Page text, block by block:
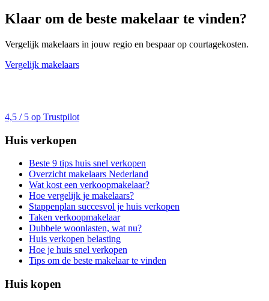
Klaar om de beste makelaar te vinden?
Vergelijk makelaars in jouw regio en bespaar op courtagekosten.
Vergelijk makelaars
4,5 / 5 op Trustpilot
Huis verkopen
Beste 9 tips huis snel verkopen
Overzicht makelaars Nederland
Wat kost een verkoopmakelaar?
Hoe vergelijk je makelaars?
Stappenplan succesvol je huis verkopen
Taken verkoopmakelaar
Dubbele woonlasten, wat nu?
Huis verkopen belasting
Hoe je huis snel verkopen
Tips om de beste makelaar te vinden
Huis kopen